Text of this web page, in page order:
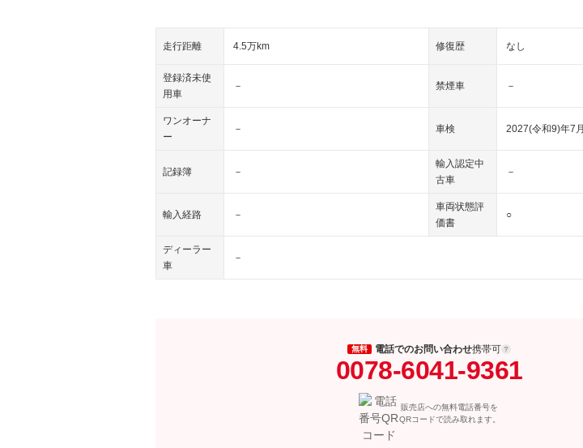
走行距離 4.5万km 修復歴 なし
登録済未使
用車
－ 禁煙車 －
ワンオーナ
ー
－ 車検 2027(令和9)年7月
記録簿 －
輸入認定中
古車
－
輸入経路 －
車両状態評
価書
○
ディーラー
車
－
無料 電話でのお問い合わせ携帯可
0078-6041-9361
販売店への無料電話番号を
QRコードで読み取れます。